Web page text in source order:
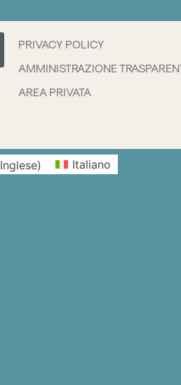
PRIVACY POLICY
AMMINISTRAZIONE
AREA PRIVATA
Inglese) Italiano